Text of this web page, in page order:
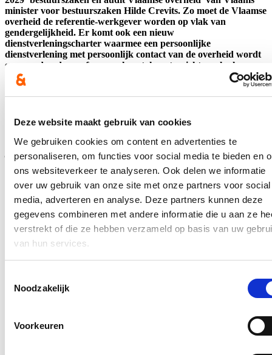
Deze website maakt gebruik van cookies
We gebruiken cookies om content en advertenties te
personaliseren, om functies voor social media te bieden en
ons websiteverkeer te analyseren. Ook delen we informatie
over uw gebruik van onze site met onze partners voor social
media, adverteren en analyse. Deze partners kunnen deze
gegevens combineren met andere informatie die u aan ze
verstrekt of die ze hebben verzameld op basis van uw
van hun services.
Noodzakelijk
Voorkeuren
minister voor bestuurszaken Hilde Crevits. Zo moet de Vlaamse
overheid de referentie-werkgever worden op vlak van
gendergelijkheid. Er komt ook een nieuw
dienstverleningscharter waarmee een persoonlijke
dienstverlening met persoonlijk contact van de overheid wordt
gegarandeerd, een focus op kerntaken, toezicht op slankere
raden van bestuur en strenge richtlijnen rond consultancy.
Lees meer
jongeren om fake news te doorprikken
02/12/24
MINISTER CREVITS LANCEERT CAMPAGNE TEGEN
FAKE NEWS OP SCHOOLTOILET
Fake news, clickbait, deepfakes … Op sociale media en
YouTube circuleert veel desinformatie. Bijna de helft van de
Vlaamse jongeren maakt zich zorgen over misleidende
berichten. Toch zegt 40% van hen nooit of zelden de
Binnenlands Bestuur Hilde Crevits vandaag in Leiepoort
online desinformatie in de constante stroom aan berichten die ze